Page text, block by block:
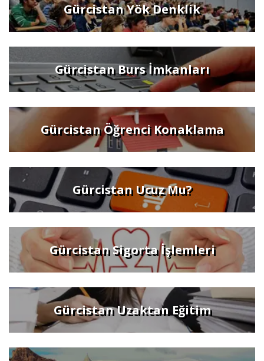
Gürcistan Yök Denklik
Gürcistan Burs İmkanları
Gürcistan Öğrenci Konaklama
Gürcistan Ucuz Mu?
Gürcistan Sigorta İşlemleri
Gürcistan Uzaktan Eğitim